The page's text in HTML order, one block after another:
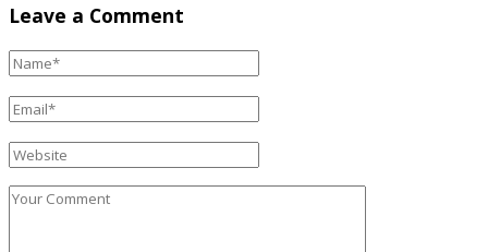
Leave a Comment